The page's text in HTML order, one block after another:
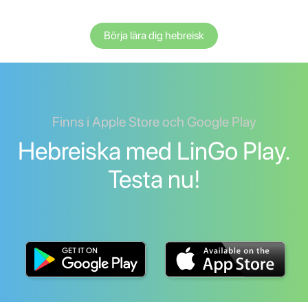
Börja lära dig hebreisk
Finns i Apple Store och Google Play
Hebreiska med LinGo Play.
Testa nu!